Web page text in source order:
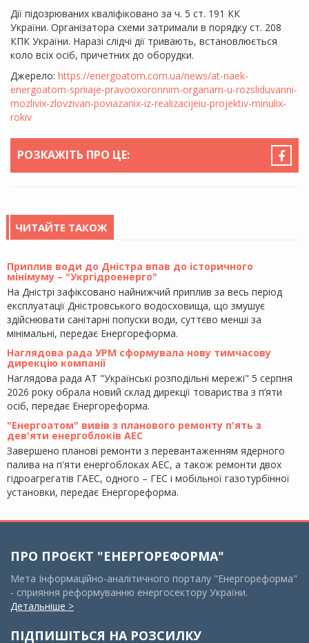
Дії підозрюваних кваліфіковано за ч. 5 ст. 191 КК
України. Організатора схеми затримали в порядку ст. 208
КПК України. Наразі слідчі дії тривають, встановлюється
коло всіх осіб, причетних до оборудки.
Джерело: https://energoatom.com.ua/news/at-naek-
energoatom-spriiaje-pravooxoronnim-organam-u-rozsliduvanni-
mozlivix-zlovzivan-poviazanix-iz-realizacijeiu-projektiv-minulix-
rokiv
РОЗКАЖІТЬ ПРО ЦЕ:
ЧИТАЙТЕ ТАКОЖ
Приплив води до Дністра впав до історичного
мінімуму – "Укргідроенерго"
На Дністрі зафіксовано найнижчий приплив за весь період
експлуатації Дністровського водосховища, що змушує
здійснювати санітарні попуски води, суттєво менші за
мінімальні, передає Енергореформа.
Наглядова рада УРМ сформувала нову тимчасову
дирекцію компанії
Наглядова рада АТ "Українські розподільні мережі" 5 серпня
2026 року обрала новий склад дирекції товариства з п’яти
осіб, передає Енергореформа.
"Енергоатом" вивів з планового ремонту п'ять з
дев'яти енергоблоків АЕС
Завершено планові ремонти з перевантаженням ядерного
палива на п'яти енергоблоках АЕС, а також ремонти двох
гідроагрегатів ГАЕС, одного – ГЕС і мобільної газотурбінної
установки, передає Енергореформа.
ПРО ПРОЄКТ "ЕНЕРГОРЕФОРМА"
Мета Інформаційно-аналітичного порталу "Енергореформа"
- сприяння реформуванню енергосектору України.
Детальніше >
ПІДПИШІТЬСЯ НА РОЗСИЛКУ